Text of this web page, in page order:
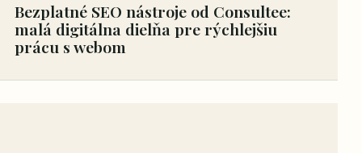
Bezplatné SEO nástroje od Consultee:
malá digitálna dielňa pre rýchlejšiu
prácu s webom